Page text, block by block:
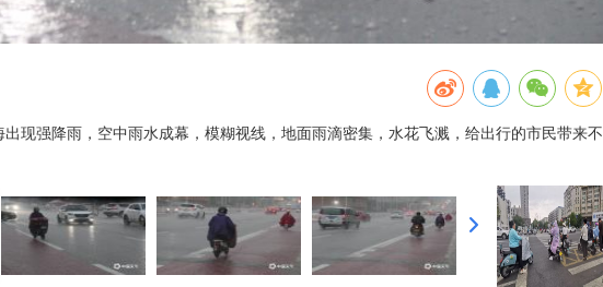
现强降雨，空中雨水成幕，模糊视线，地面雨滴密集，水花飞溅，给出行的市民带来不